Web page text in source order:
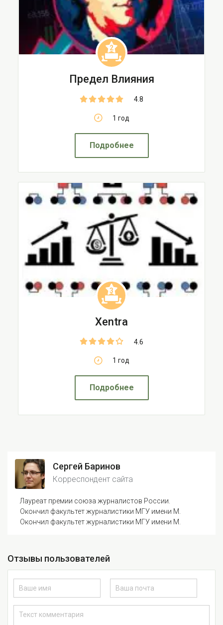
2
Предел Влияния
4.8
1 год
Подробнее
3
Xentra
4.6
1 год
Подробнее
Сергей Баринов
Корреспондент сайта
Лауреат премии союза журналистов России.
Окончил факультет журналистики МГУ имени М.
Окончил факультет журналистики МГУ имени М.
Отзывы пользователей